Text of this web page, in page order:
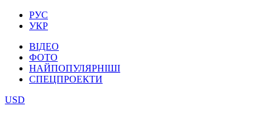
РУС
УКР
ВІДЕО
ФОТО
НАЙПОПУЛЯРНІШІ
СПЕЦПРОЕКТИ
USD